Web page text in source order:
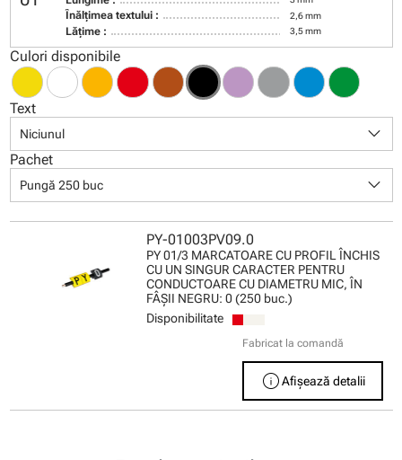
Înălţimea textului : 2,6 mm
Lăţime : 3,5 mm
Culori disponibile
Text
Niciunul keyboard_arrow_down
Pachet
Pungă 250 buc keyboard_arrow_down
PY-01003PV09.0
PY 01/3 MARCATOARE CU PROFIL ÎNCHIS
CU UN SINGUR CARACTER PENTRU
CONDUCTOARE CU DIAMETRU MIC, ÎN
FÂŞII NEGRU: 0 (250 buc.)
Disponibilitate
Fabricat la comandă
infoAfișează detalii